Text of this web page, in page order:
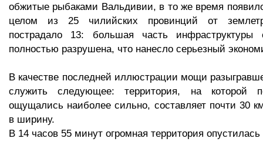
обжитые рыбаками Вальдивии, в то же время
целом из 25 чилийских провинций от
пострадало 13: большая часть инфраструктуры
полностью разрушена, что нанесло серьезный
В качестве последней иллюстрации мощи
служить следующее: территория, на которой
ощущались наиболее сильно, составляет почти 30
в ширину.
В 14 часов 55 минут огромная территория